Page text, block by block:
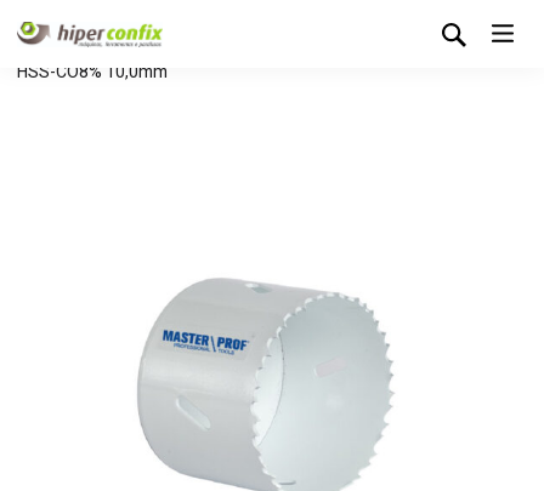
Início Loja Hipertintas
Serra Craneana
HSS-CO8% 10,0mm